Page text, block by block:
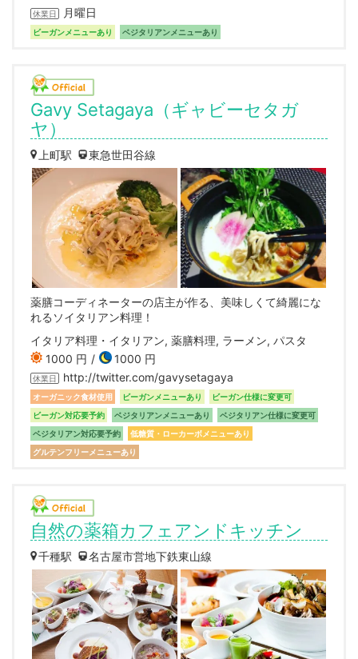
休業日 月曜日
ビーガンメニューあり ベジタリアンメニューあり
Gavy Setagaya（ギャビーセタガ
ヤ）
上町駅 東急世田谷線
薬膳コーディネーターの店主が作る、美味しくて綺麗にな
れるソイタリアン料理！
イタリア料理・イタリアン, 薬膳料理, ラーメン, パスタ
1000 円
1000 円
休業日 http://twitter.com/gavysetagaya
オーガニック食材使用 ビーガンメニューあり
ビーガン仕様に変更可
ビーガン対応要予約
ベジタリアンメニューあり
ベジタリアン仕様に変更可
ベジタリアン対応要予約
低糖質・ローカーボメニューあり
グルテンフリーメニューあり
自然の薬箱カフェアンドキッチン
千種駅 名古屋市営地下鉄東山線